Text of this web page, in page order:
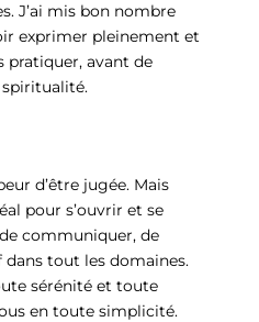
J’ai mis bon nombre
exprimer pleinement et
pratiquer, avant de
spiritualité.
d’être jugée. Mais
pour s’ouvrir et se
communiquer, de
tout les domaines.
sérénité et toute
en toute simplicité.